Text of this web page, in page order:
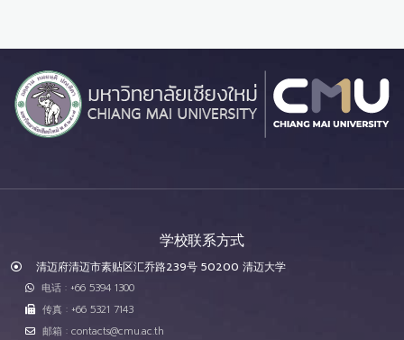
学校联系方式
清迈府清迈市素贴区汇乔路239号 50200 清迈大学
电话 : +66 5394 1300
传真 : +66 5321 7143
邮箱 : contacts@cmu.ac.th